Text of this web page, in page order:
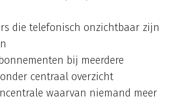
die telefonisch onzichtbaar zijn
bij meerdere
centraal overzicht
waarvan niemand meer